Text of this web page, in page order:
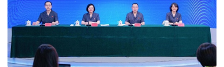
7月份中国仓储指数保持扩张 行业运行韧性较强
小球赛撬动大消费 体育赛事激活城市发展新动能